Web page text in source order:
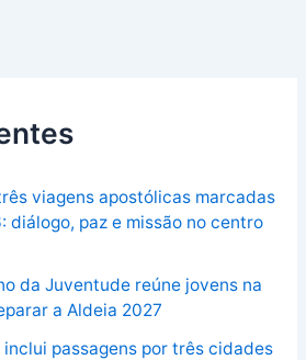
viagens apostólicas marcadas
diálogo, paz e missão no centro
da Juventude reúne jovens na
a Aldeia 2027
inclui passagens por três cidades